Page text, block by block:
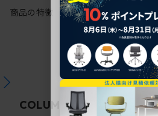
商品の特徴
COLUMN関連コラム